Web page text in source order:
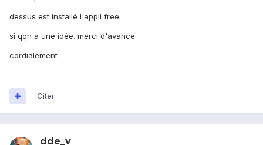
dessus est installé l'appli free.
si qqn a une idée. merci d'avance
cordialement
Citer
dde_v